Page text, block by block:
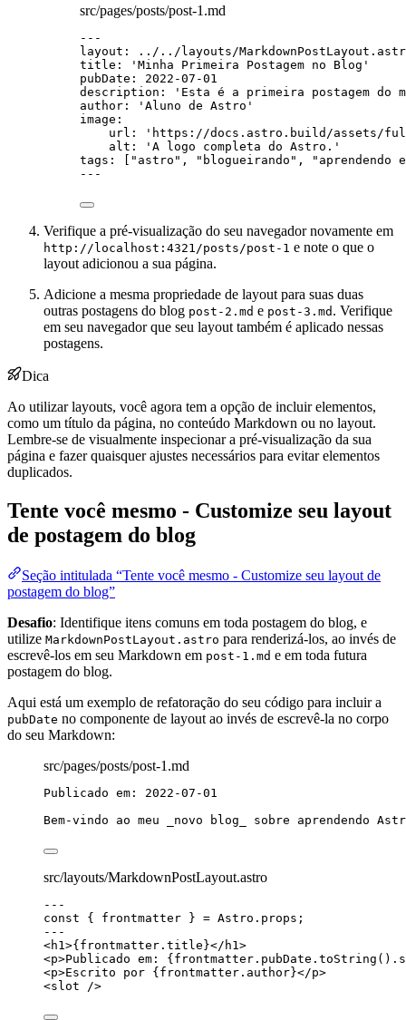
src/pages/posts/post-1.md
---
layout :
../../layouts/
title : ' Minha Primeira Postagem no Blog '
pubDate : 2022-07-01
description : ' Esta é a primeira postagem do
author : ' Aluno de Astro '
image :
url : ' https://docs.astro.build/assets/
alt : ' A logo completa do Astro. '
tags : [ " astro " , " blogueirando " , " aprendendo
---
Verifique a pré-visualização do seu navegador novamente em
http://localhost:4321/posts/post-1 e note o que o
layout adicionou a sua página.
Adicione a mesma propriedade de layout para suas duas
outras postagens do blog post-2.md e post-3.md . Verifique
em seu navegador que seu layout também é aplicado nessas
postagens.
Dica
Ao utilizar layouts, você agora tem a opção de incluir elementos,
como um título da página, no conteúdo Markdown ou no layout.
Lembre-se de visualmente inspecionar a pré-visualização da sua
página e fazer quaisquer ajustes necessários para evitar elementos
duplicados.
Tente você mesmo - Customize seu layout
de postagem do blog
Seção intitulada “Tente você mesmo - Customize seu layout de
postagem do blog”
Desafio: Identifique itens comuns em toda postagem do blog, e
utilize MarkdownPostLayout.astro para renderizá-los, ao invés de
escrevê-los em seu Markdown em post-1.md e em toda futura
postagem do blog.
Aqui está um exemplo de refatoração do seu código para incluir a
pubDate no componente de layout ao invés de escrevê-la no corpo
do seu Markdown:
src/pages/posts/post-1.md
Publicado em: 2022-07-01
Bem-vindo ao meu
novo blog sobre aprendendo
src/layouts/MarkdownPostLayout.astro
---
const { frontmatter } = Astro . props ;
---
<h1 >{frontmatter . title}</ h1 >
<p>Publicado em: {frontmatter . pubDate . toString () .
<p>Escrito por {frontmatter . author}</p>
<slot />